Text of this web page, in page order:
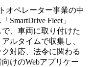
オペレーター事業の中
SmartDrive Fleet」
、車両に取り付けた
ルタイムで収集し、
対応、法令に関わる
けのWebアプリケー